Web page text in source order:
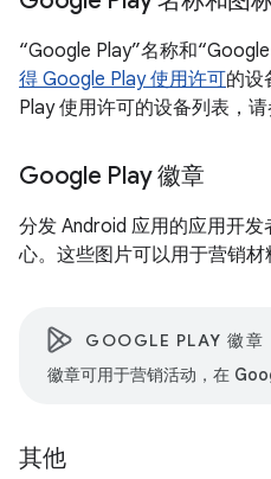
“Google Play”名称和
得 Google Play 使用许可的设
Play 使用许可的设备列表，请
Google Play 徽章
分发 Android 应用的应用开
心。这些图片可以用于营销材
GOOGLE PLAY 徽章
徽章可用于营销活动，在
其他